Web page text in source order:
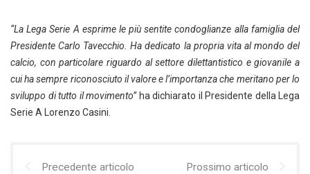
“La Lega Serie A esprime le più sentite condoglianze alla famiglia del
Presidente Carlo Tavecchio. Ha dedicato la propria vita al mondo del
calcio, con particolare riguardo al settore dilettantistico e giovanile a
cui ha sempre riconosciuto il valore e l’importanza che meritano per lo
sviluppo di tutto il movimento”ha dichiarato il Presidente della Lega
Serie A Lorenzo Casini.
Precedente articolo Prossimo articolo